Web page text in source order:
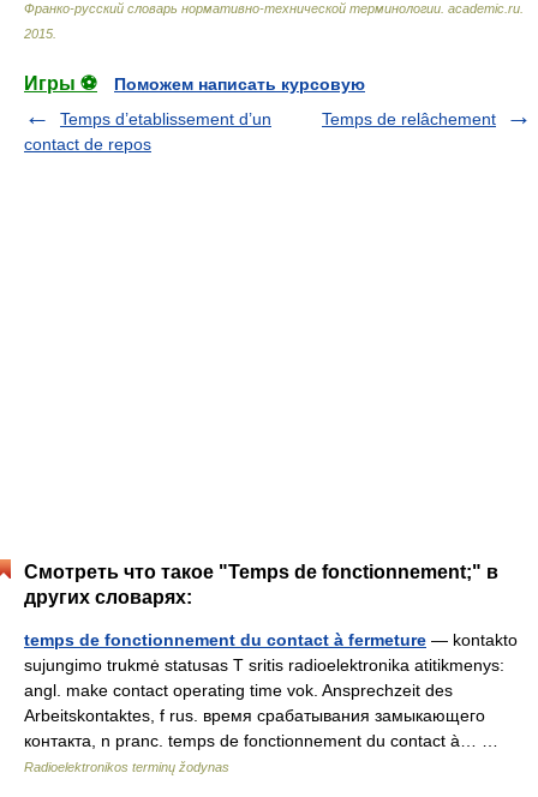
Франко-русский словарь нормативно-технической терминологии academic.ru
2015
Игры ⚽
Поможем написать курсовую
Temps d’etablissement d’un
contact de repos
Temps de relâchement
Смотреть что такое "Temps de fonctionnement;" в
других словарях:
temps de fonctionnement du contact à fermeture — kontakto
sujungimo trukmė statusas T sritis radioelektronika atitikmenys:
angl. make contact operating time vok. Ansprechzeit des
Arbeitskontaktes, f rus. время срабатывания замыкающего
контакта, n pranc. temps de fonctionnement du contact à… …
Radioelektronikos terminų žodynas